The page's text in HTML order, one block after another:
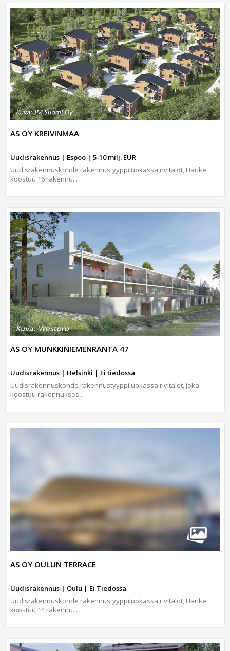
AS OY KREIVINMAA
Uudisrakennus | Espoo | 5-10 milj. EUR
Uudisrakennuskohde rakennustyyppiluokassa rivitalot, Hanke
koostuu 16 rakennu...
AS OY MUNKKINIEMENRANTA 47
Uudisrakennus | Helsinki | Ei tiedossa
Uudisrakennuskohde rakennustyyppiluokassa rivitalot, joka
koostuu rakennukses...
AS OY OULUN TERRACE
Uudisrakennus | Oulu | Ei Tiedossa
Uudisrakennuskohde rakennustyyppiluokassa rivitalot, Hanke
koostuu 14 rakennu...